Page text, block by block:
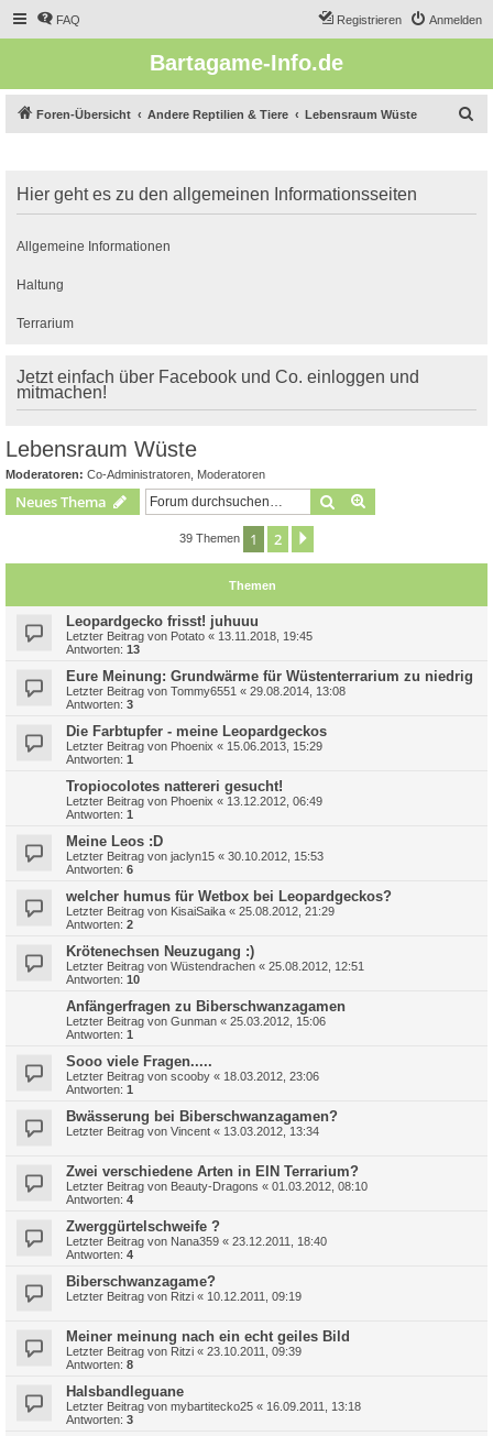
FAQ Anmelden
Registrieren
Bartagame-Info.de
Foren-Übersicht Andere Reptilien & Tiere Lebensraum Wüste
e
Hier geht es zu den allgemeinen Informationsseiten
Allgemeine Informationen
Haltung
Terrarium
Jetzt einfach über Facebook und Co. einloggen und
mitmachen!
Lebensraum Wüste
Moderatoren: Co-Administratoren Moderatoren
Neues Thema Suche
39 Themen 1 2
Themen
Leopardgecko frisst! juhuuu
Letzter Beitrag von Potato « 13.11.2018, 19:45
Antworten: 13
Eure Meinung: Grundwärme für Wüstenterrarium zu niedrig
Letzter Beitrag von Tommy6551 « 29.08.2014, 13:08
Antworten: 3
Die Farbtupfer - meine Leopardgeckos
Letzter Beitrag von Phoenix « 15.06.2013, 15:29
Antworten: 1
Tropiocolotes nattereri gesucht!
Letzter Beitrag von Phoenix « 13.12.2012, 06:49
Antworten: 1
Meine Leos :D
Letzter Beitrag von jaclyn15 « 30.10.2012, 15:53
Antworten: 6
welcher humus für Wetbox bei Leopardgeckos?
Letzter Beitrag von KisaiSaika « 25.08.2012, 21:29
Antworten: 2
Krötenechsen Neuzugang :)
Letzter Beitrag von Wüstendrachen « 25.08.2012, 12:51
Antworten: 10
Anfängerfragen zu Biberschwanzagamen
Letzter Beitrag von Gunman « 25.03.2012, 15:06
Antworten: 1
Sooo viele Fragen.....
Letzter Beitrag von scooby « 18.03.2012, 23:06
Antworten: 1
Bwässerung bei Biberschwanzagamen?
Letzter Beitrag von Vincent « 13.03.2012, 13:34
Zwei verschiedene Arten in EIN Terrarium?
Letzter Beitrag von Beauty-Dragons « 01.03.2012, 08:10
Antworten: 4
Zwerggürtelschweife ?
Letzter Beitrag von Nana359 « 23.12.2011, 18:40
Antworten: 4
Biberschwanzagame?
Letzter Beitrag von Ritzi « 10.12.2011, 09:19
Meiner meinung nach ein echt geiles Bild
Letzter Beitrag von Ritzi « 23.10.2011, 09:39
Antworten: 8
Halsbandleguane
Letzter Beitrag von mybartitecko25 « 16.09.2011, 13:18
Antworten: 3